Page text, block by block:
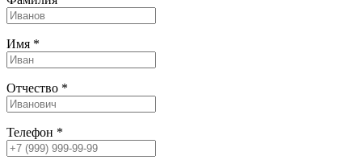
Имя *
Отчество *
Телефон *